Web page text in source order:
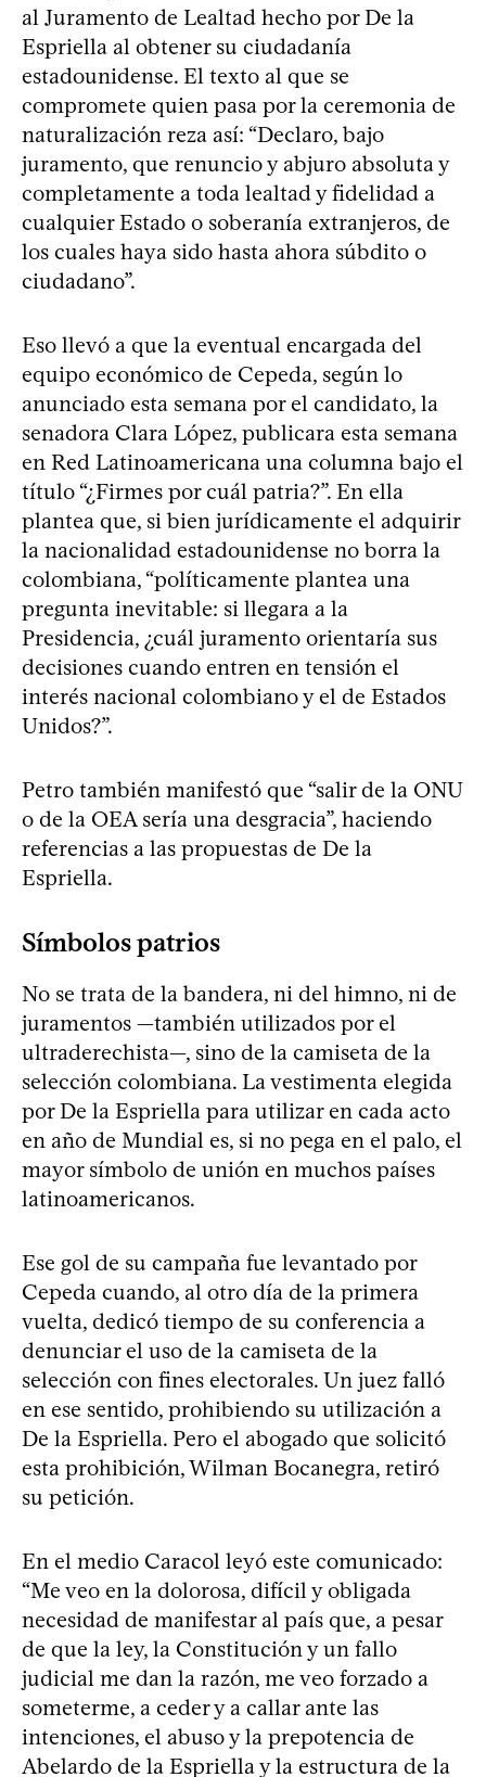
al Juramento de Lealtad hecho por De la
Espriella al obtener su ciudadanía
estadounidense. El texto al que se
compromete quien pasa por la ceremonia de
naturalización reza así: “Declaro, bajo
juramento, que renuncio y abjuro absoluta y
completamente a toda lealtad y fidelidad a
cualquier Estado o soberanía extranjeros, de
los cuales haya sido hasta ahora súbdito o
ciudadano”.
Eso llevó a que la eventual encargada del
equipo económico de Cepeda, según lo
anunciado esta semana por el candidato, la
senadora Clara López, publicara esta semana
en Red Latinoamericana una columna bajo el
título “¿Firmes por cuál patria?”. En ella
plantea que, si bien jurídicamente el adquirir
la nacionalidad estadounidense no borra la
colombiana, “políticamente plantea una
pregunta inevitable: si llegara a la
Presidencia, ¿cuál juramento orientaría sus
decisiones cuando entren en tensión el
interés nacional colombiano y el de Estados
Unidos?”.
Petro también manifestó que “salir de la ONU
o de la OEA sería una desgracia”, haciendo
referencias a las propuestas de De la
Espriella.
Símbolos patrios
No se trata de la bandera, ni del himno, ni de
juramentos —también utilizados por el
ultraderechista—, sino de la camiseta de la
selección colombiana. La vestimenta elegida
por De la Espriella para utilizar en cada acto
en año de Mundial es, si no pega en el palo, el
mayor símbolo de unión en muchos países
latinoamericanos.
Ese gol de su campaña fue levantado por
Cepeda cuando, al otro día de la primera
vuelta, dedicó tiempo de su conferencia a
denunciar el uso de la camiseta de la
selección con fines electorales. Un juez falló
en ese sentido, prohibiendo su utilización a
De la Espriella. Pero el abogado que solicitó
esta prohibición, Wilman Bocanegra, retiró
su petición.
En el medio Caracol leyó este comunicado:
“Me veo en la dolorosa, difícil y obligada
necesidad de manifestar al país que, a pesar
de que la ley, la Constitución y un fallo
judicial me dan la razón, me veo forzado a
someterme, a ceder y a callar ante las
intenciones, el abuso y la prepotencia de
Abelardo de la Espriella y la estructura de la